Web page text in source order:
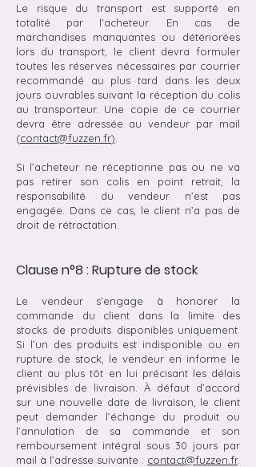
Le risque du transport est supporté en
totalité par l'acheteur. En cas de
marchandises manquantes ou détériorées
lors du transport, le client devra formuler
toutes les réserves nécessaires par courrier
recommandé au plus tard dans les deux
jours ouvrables suivant la réception du colis
au transporteur. Une copie de ce courrier
devra être adressée au vendeur par mail
(contact@fuzzen.fr)
Si l’acheteur ne réceptionne pas ou ne va
pas retirer son colis en point retrait, la
responsabilité du vendeur n’est pas
engagée. Dans ce cas, le client n’a pas de
droit de rétractation.
Clause n°8 : Rupture de stock
Le vendeur s’engage à honorer la
commande du client dans la limite des
stocks de produits disponibles uniquement.
Si l’un des produits est indisponible ou en
rupture de stock, le vendeur en informe le
client au plus tôt en lui précisant les délais
prévisibles de livraison. À défaut d’accord
sur une nouvelle date de livraison, le client
peut demander l’échange du produit ou
l’annulation de sa commande et son
remboursement intégral sous 30 jours par
mail à l’adresse suivante : contact@fuzzen.fr.